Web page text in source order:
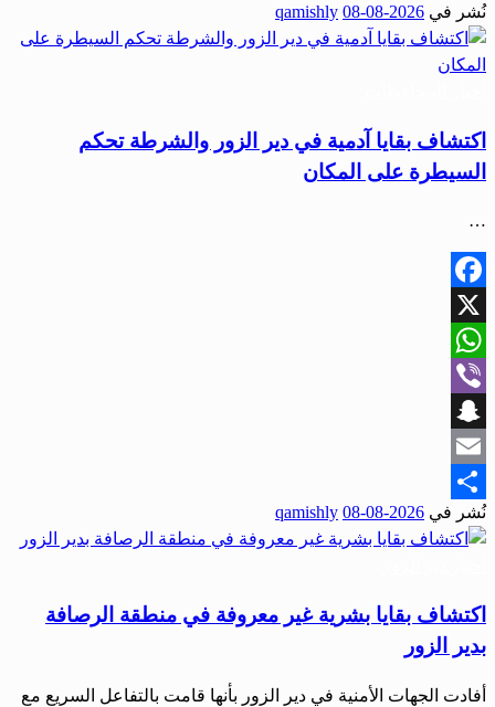
Share
نُشر في 2026-08-08
qamishly
اكتشاف بقايا آدمية في دير الزور والشرطة تحكم
السيطرة على المكان
…
Facebook
X
WhatsApp
Viber
Snapchat
Email
Share
نُشر في 2026-08-08
qamishly
اكتشاف بقايا بشرية غير معروفة في منطقة الرصافة
بدير الزور
أفادت الجهات الأمنية في دير الزور بأنها قامت بالتفاعل السريع مع